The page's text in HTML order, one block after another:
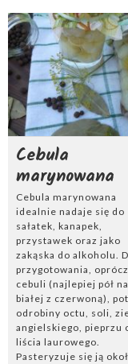
połowie zanurzoną w
pod warstwą żółtego
Cebula
marynowana
Cebula marynowana
idealnie nadaje się do
sałatek, kanapek,
przystawek oraz jako
zakąska do alkoholu.
przygotowania, oprócz
cebuli (najlepiej pół na
białej z czerwoną),
odrobiny octu, soli,
angielskiego, pieprzu
liścia laurowego.
Pasteryzuje się ją